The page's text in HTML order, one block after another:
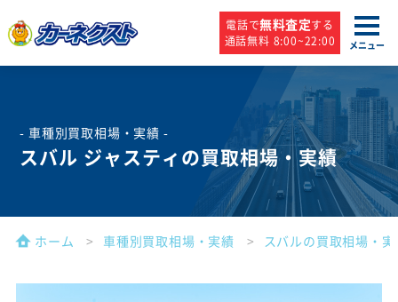
電話で無料査定する
通話無料 8:00~22:00
メニュー
- 車種別買取相場・実績 -
スバル ジャスティの買取相場・実績
ホーム 車種別買取相場・実績 スバルの買取相場・